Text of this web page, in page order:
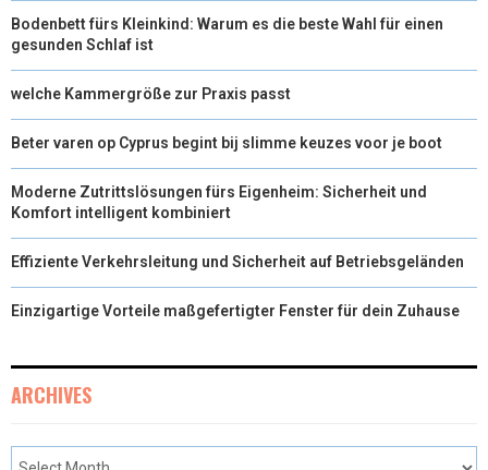
Bodenbett fürs Kleinkind: Warum es die beste Wahl für einen
gesunden Schlaf ist
welche Kammergröße zur Praxis passt
Beter varen op Cyprus begint bij slimme keuzes voor je boot
Moderne Zutrittslösungen fürs Eigenheim: Sicherheit und
Komfort intelligent kombiniert
Effiziente Verkehrsleitung und Sicherheit auf Betriebsgeländen
Einzigartige Vorteile maßgefertigter Fenster für dein Zuhause
ARCHIVES